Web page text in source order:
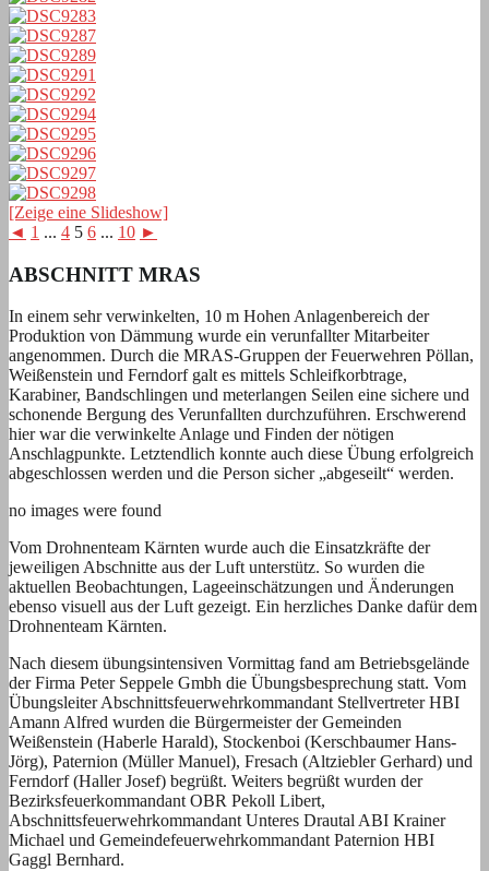
[Zeige eine Slideshow]
◄ 1 ... 4 5 6 ... 10 ►
ABSCHNITT MRAS
In einem sehr verwinkelten, 10 m Hohen Anlagenbereich der
Produktion von Dämmung wurde ein verunfallter Mitarbeiter
angenommen. Durch die MRAS-Gruppen der Feuerwehren Pöllan,
Weißenstein und Ferndorf galt es mittels Schleifkorbtrage,
Karabiner, Bandschlingen und meterlangen Seilen eine sichere und
schonende Bergung des Verunfallten durchzuführen. Erschwerend
hier war die verwinkelte Anlage und Finden der nötigen
Anschlagpunkte. Letztendlich konnte auch diese Übung erfolgreich
abgeschlossen werden und die Person sicher „abgeseilt“ werden.
no images were found
Vom Drohnenteam Kärnten wurde auch die Einsatzkräfte der
jeweiligen Abschnitte aus der Luft unterstütz. So wurden die
aktuellen Beobachtungen, Lageeinschätzungen und Änderungen
ebenso visuell aus der Luft gezeigt. Ein herzliches Danke dafür dem
Drohnenteam Kärnten.
Nach diesem übungsintensiven Vormittag fand am Betriebsgelände
der Firma Peter Seppele Gmbh die Übungsbesprechung statt. Vom
Übungsleiter Abschnittsfeuerwehrkommandant Stellvertreter HBI
Amann Alfred wurden die Bürgermeister der Gemeinden
Weißenstein (Haberle Harald), Stockenboi (Kerschbaumer Hans-
Jörg), Paternion (Müller Manuel), Fresach (Altziebler Gerhard) und
Ferndorf (Haller Josef) begrüßt. Weiters begrüßt wurden der
Bezirksfeuerkommandant OBR Pekoll Libert,
Abschnittsfeuerwehrkommandant Unteres Drautal ABI Krainer
Michael und Gemeindefeuerwehrkommandant Paternion HBI
Gaggl Bernhard.